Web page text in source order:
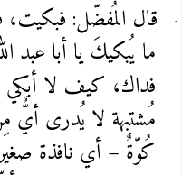
قال المُفضّل: فبكيت،
ما يُبكيكَ يا أبا عبد
فداك، كيف لا أبكي
مُشتبهة لا يُدرى أيٌّ
كُوّةٌ – أي نافذة